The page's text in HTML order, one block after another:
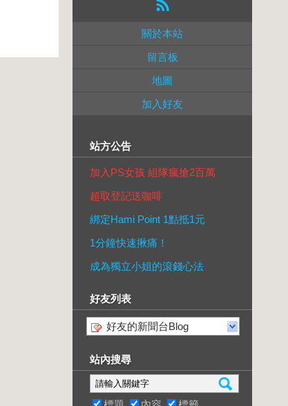
關於本站
留言板
地圖
加入好友
站方公告
加入PS女孩 組隊瘋搶2百萬
超取登記送咖啡
綁定Hami Point 1點抵1元
1分鐘快速揪痛！
成為獨立小姐的滾錢心法
好友列表
好友的新聞台Blog
站內搜尋